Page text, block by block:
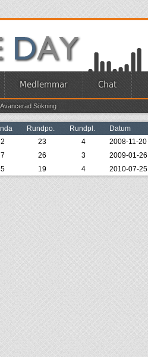
Medlemmar Chat
Avancerad Sökning
Rundpo. Rundpl. Datum
2 23 4 2008-11-20
7 26 3 2009-01-26
5 19 4 2010-07-25